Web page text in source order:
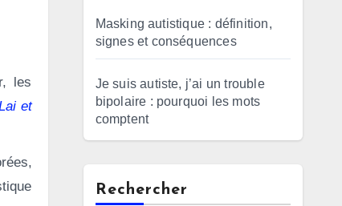
les
et
Masking autistique : définition,
signes et conséquences
Je suis autiste, j’ai un trouble
bipolaire : pourquoi les mots
comptent
Rechercher